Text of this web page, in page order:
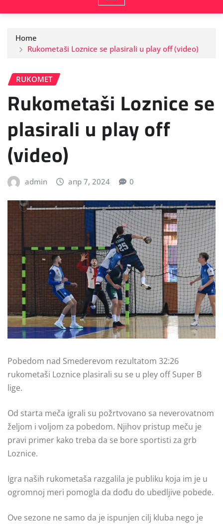
Home
Rukometaši Loznice se plasirali u play off (video)
RUKOMET
Rukometaši Loznice se
plasirali u play off
(video)
admin апр 7, 2024 0
Pobedom nad Smederevom rezultatom 32:26
rukometaši Loznice plasirali su se u pley off Super B
lige.
Od starta meča igrali su požrtvovano sa neverovatnom
željom i voljom za pobedom. Njihov pristup meču je
pravi primer kako treba da se bore sportisti za grb
Loznice.
Igra naših rukometaša razgalila je publiku koja im je u
ogromnoj meri pomogla da dođu do ubedljive pobede.
Ove sezone ne samo da je ispunjen cilj kluba nego je